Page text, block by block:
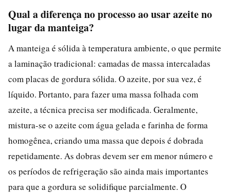
Qual a diferença no processo ao usar azeite no
lugar da manteiga?
A manteiga é sólida à temperatura ambiente, o que permite
a laminação tradicional: camadas de massa intercaladas
com placas de gordura sólida. O azeite, por sua vez, é
líquido. Portanto, para fazer uma massa folhada com
azeite, a técnica precisa ser modificada. Geralmente,
mistura-se o azeite com água gelada e farinha de forma
homogênea, criando uma massa que depois é dobrada
repetidamente. As dobras devem ser em menor número e
os períodos de refrigeração são ainda mais importantes
para que a gordura se solidifique parcialmente. O